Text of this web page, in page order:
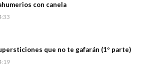
con canela
que no te gafarán (1º parte)